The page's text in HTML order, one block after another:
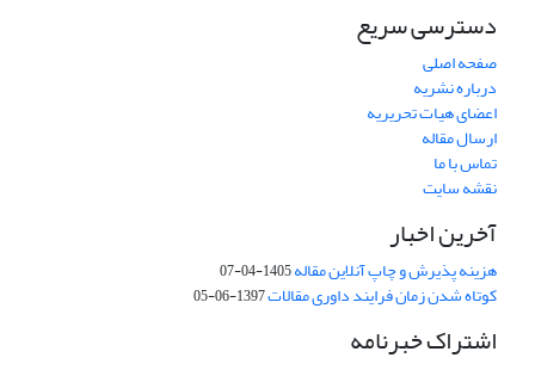
دسترسی سریع
صفحه اصلی
درباره نشریه
اعضای هیات تحریریه
ارسال مقاله
تماس با ما
نقشه سایت
آخرین اخبار
هزینه پذیرش و چاپ آنلاین مقاله1405-04-07
کوتاه شدن زمان فرایند داوری مقالات1397-06-05
اشتراک خبرنامه